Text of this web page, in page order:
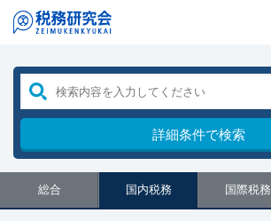
詳細条件で検索
総合 国内税務 国際税務